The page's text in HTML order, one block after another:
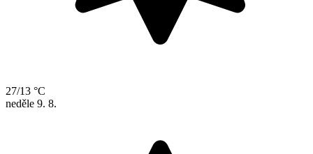
27/13 °C
neděle 9. 8.